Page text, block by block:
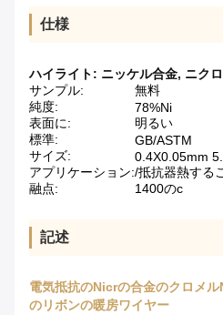
仕様
ハイライト: ニッケル合金, ニク
サンプル:
無料
純度:
78%Ni
表面に:
明るい
標準:
GB/ASTM
サイズ:
0.4X0.05mm
アプリケーション:/抵抗器熱する
融点:
1400のc
記述
電気抵抗のNicrの合金のクロメ
のリボンの暖房ワイヤー